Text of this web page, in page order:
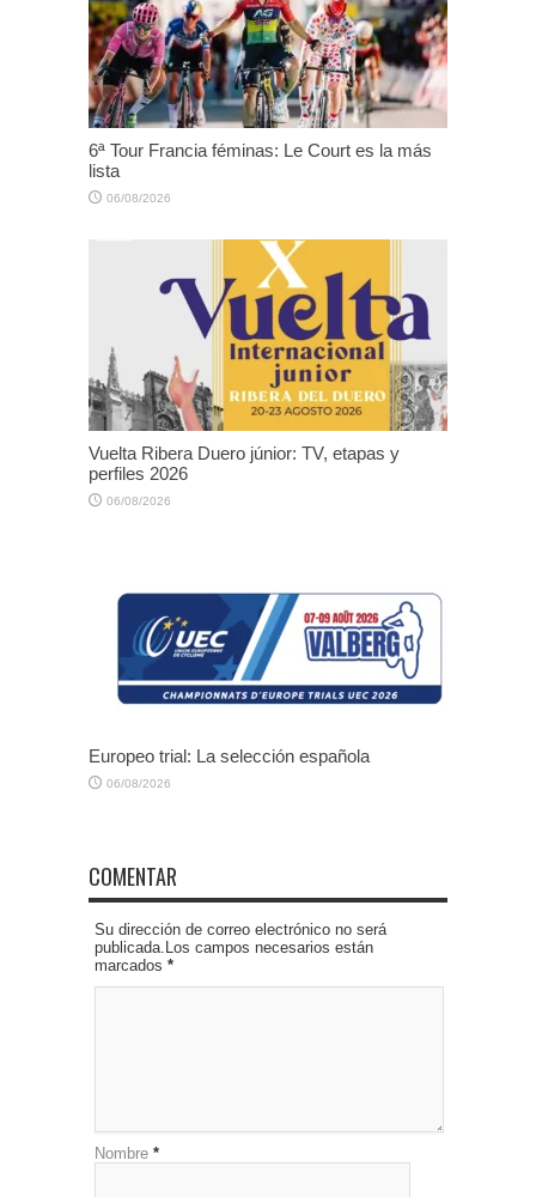
6ª Tour Francia féminas: Le Court es la más
lista
06/08/2026
Vuelta Ribera Duero júnior: TV, etapas y
perfiles 2026
06/08/2026
Europeo trial: La selección española
06/08/2026
COMENTAR
Su dirección de correo electrónico no será
publicada.Los campos necesarios están
marcados *
Nombre *